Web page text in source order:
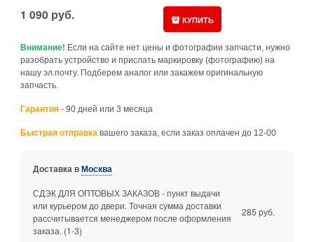
1 090 руб. КУПИТЬ
Внимание! Если на сайте нет цены и фотографии запчасти, нужно
разобрать устройство и прислать маркировку (фотографию) на
нашу эл.почту. Подберем аналог или закажем оригинальную
запчасть.
Гарантия - 90 дней или 3 месяца
Быстрая отправка вашего заказа, если заказ оплачен до 12-00
Доставка вМосква
СДЭК ДЛЯ ОПТОВЫХ ЗАКАЗОВ - пункт выдачи
или курьером до двери. Точная сумма доставки
рассчитывается менеджером после оформления
заказа. (1-3)
285 руб.